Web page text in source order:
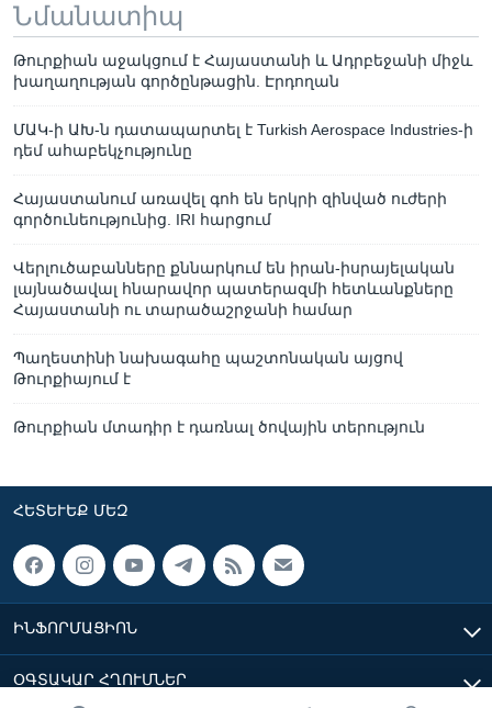
Նմանատիպ
Թուրքիան աջակցում է Հայաստանի և Ադրբեջանի միջև
խաղաղության գործընթացին. Էրդողան
ՄԱԿ-ի ԱԽ-ն դատապարտել է Turkish Aerospace Industries-ի
դեմ ահաբեկչությունը
Հայաստանում առավել գոհ են երկրի զինված ուժերի
գործունեությունից. IRI հարցում
Վերլուծաբանները քննարկում են իրան-իսրայելական
լայնածավալ հնարավոր պատերազմի հետևանքները
Հայաստանի ու տարածաշրջանի համար
Պաղեստինի նախագահը պաշտոնական այցով
Թուրքիայում է
Թուրքիան մտադիր է դառնալ ծովային տերություն
ՀԵՏԵՒԵՔ ՄԵԶ
ԻՆՖՈՐՄԱՑԻՈՆ
ՕԳՏԱԿԱՐ ՀՂՈՒՄՆԵՐ